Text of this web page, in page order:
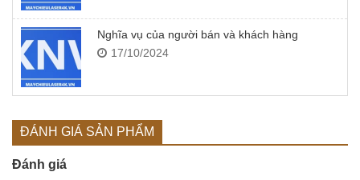
Nghĩa vụ của người bán và khách hàng
17/10/2024
ĐÁNH GIÁ SẢN PHẨM
Đánh giá